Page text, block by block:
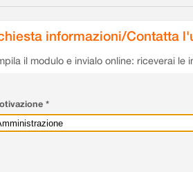
informazioni/Contatta
il modulo e invialo online: riceverai
*